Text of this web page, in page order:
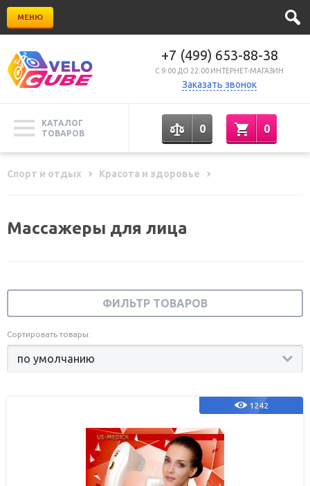
МЕНЮ
+7 (499) 653-88-38
C 9:00 ДО 22:00 ИНТЕРНЕТ-МАГАЗИН
Заказать звонок
КАТАЛОГ
ТОВАРОВ
0 0
Спорт и отдых Красота и здоровье
Массажеры для лица
ФИЛЬТР ТОВАРОВ
Сортировать товары:
1242